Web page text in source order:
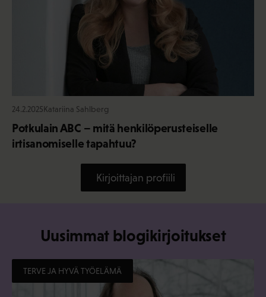
24.2.2025Katariina Sahlberg
Potkulain ABC – mitä henkilöperusteiselle
irtisanomiselle tapahtuu?
Kirjoittajan profiili
Uusimmat blogikirjoitukset
TERVE JA HYVÄ TYÖELÄMÄ